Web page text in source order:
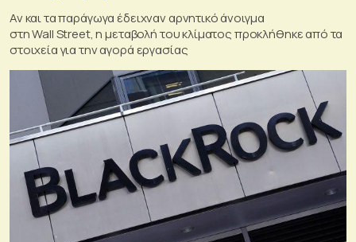
Αν και τα παράγωγα έδειχναν αρνητικό άνοιγμα
στη Wall Street, η μεταβολή του κλίματος προκλήθηκε από τα
στοιχεία για την αγορά εργασίας